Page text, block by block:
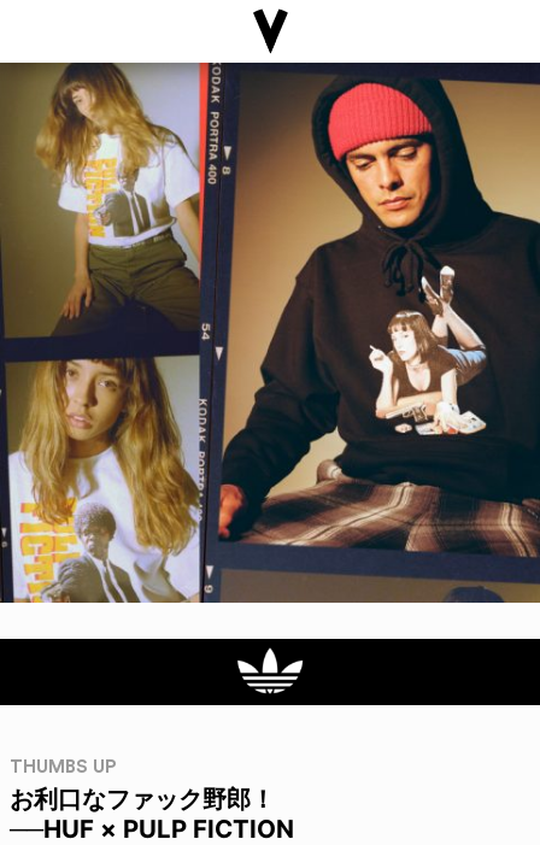
THUMBS UP
お利口なファック野郎！
──HUF × PULP FICTION